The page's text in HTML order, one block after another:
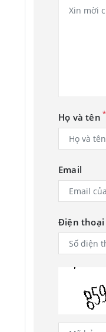
Họ và tên *
Email
Điện thoại